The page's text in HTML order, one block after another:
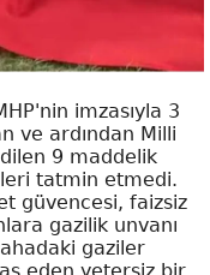
imzasıyla 3
ve ardından Milli
9 maddelik
tatmin etmedi.
güvencesi, faizsiz
gazilik unvanı
gaziler